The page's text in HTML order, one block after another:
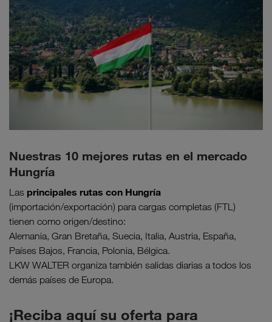
Nuestras 10 mejores rutas en el mercado
Hungría
Las principales rutas con Hungría
(importación/exportación) para cargas completas (FTL)
tienen como origen/destino:
Alemania, Gran Bretaña, Suecia, Italia, Austria, España,
Países Bajos, Francia, Polonia, Bélgica.
LKW WALTER organiza también salidas diarias a todos los
demás países de Europa.
¡Reciba aquí su oferta para